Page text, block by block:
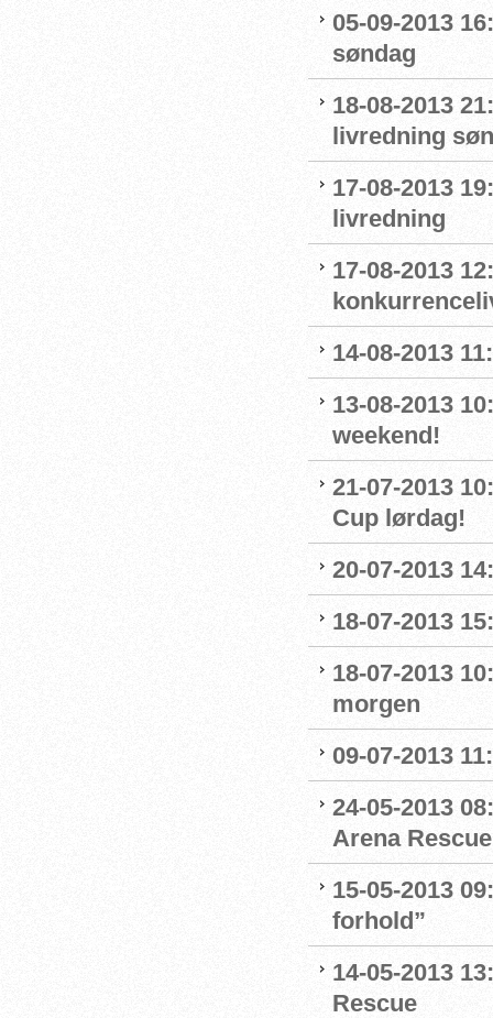
05-09-2013
søndag
18-08-2013
livredning
17-08-2013
livredning
17-08-2013
14-08-2013
13-08-2013
weekend!
21-07-2013
Cup lørdag!
20-07-2013
18-07-2013
18-07-2013
morgen
09-07-2013
24-05-2013
Arena Rescue
15-05-2013
forhold”
14-05-2013
Rescue